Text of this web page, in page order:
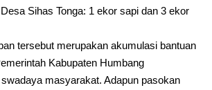
Sihas Tonga: 1 ekor sapi dan 3 ekor
tersebut merupakan akumulasi bantuan
Kabupaten Humbang
masyarakat. Adapun pasokan